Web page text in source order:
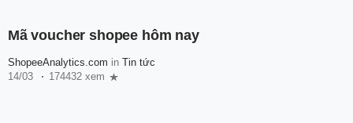
Mã voucher shopee hôm nay
ShopeeAnalytics.com in Tin tức
14/03
174432 xem